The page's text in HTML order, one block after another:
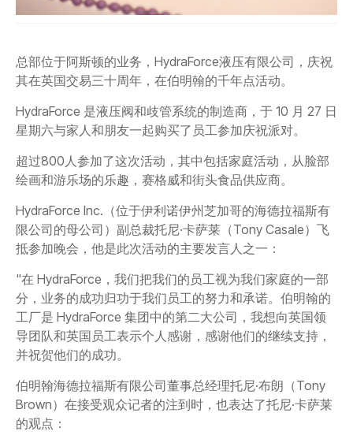
总部位于阿斯顿的业务，HydraForce液压有限公司，庆祝
其在英国交易三十周年，在伯明翰的千年点活动。
HydraForce 是液压阀和歧管系统的制造商，于 10 月 27 日
星期六与家人和朋友一起购买了员工参加庆祝派对。
超过800人参加了这次活动，其中包括家庭活动，从脸部
绘画和游乐场的乐趣，赛格威和街头食品供应商。
HydraForce Inc.（位于伊利诺伊州芝加哥的海德拉福斯有
限公司的母公司）副总裁托尼·卡萨莱（Tony Casale）飞
抵参加晚会，他是此次活动的主要发言人之一：
"在 HydraForce，我们把我们的员工视为我们家庭的一部
分，业务的成功归功于我们员工的努力和承诺。伯明翰的
工厂是 HydraForce 集团中的第二大公司，我想向英国领
导团队和英国员工表示个人感谢，感谢他们的继续支持，
并祝贺他们的成功。
伯明翰海德拉福斯有限公司董事总经理托尼·布朗（Tony
Brown）在接受观众记者的注到时，也表达了托尼·卡萨莱
的观点：